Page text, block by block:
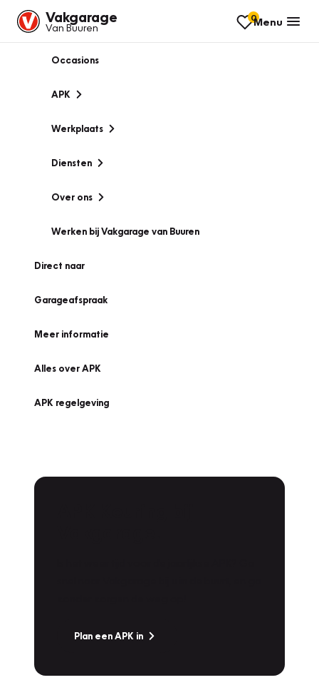
Vakgarage
Van Buuren
0Menu
Occasions
APK
Werkplaats
Diensten
Over ons
Werken bij Vakgarage van Buuren
Direct naar
Garageafspraak
Meer informatie
Alles over APK
APK regelgeving
Plan een APK in